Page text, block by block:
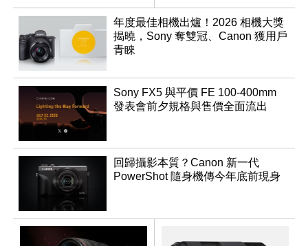
鏡
年度最佳相機出爐！2026 相機大獎
揭曉，Sony 奪雙冠、Canon 獲用戶
青睞
Sony FX5 與平價 FE 100-400mm
發表會前夕規格與售價全面流出
回歸攝影本質？Canon 新一代
PowerShot 隨身機傳今年底前現身